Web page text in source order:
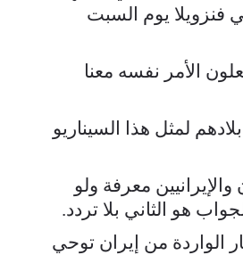
فنزويلا يوم السبت
الأمر نفسه معنا
لمثل هذا السيناريو
معرفة ولو
هو الثاني بلا تردد.
الواردة من إيران توحي